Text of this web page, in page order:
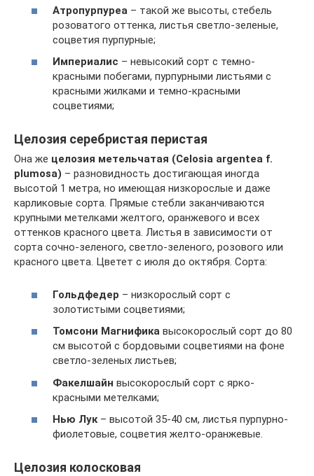
Атропурпуреа – такой же высоты, стебель
розоватого оттенка, листья светло-зеленые,
соцветия пурпурные;
Империалис – невысокий сорт с темно-
красными побегами, пурпурными листьями с
красными жилками и темно-красными
соцветиями;
Целозия серебристая перистая
Она же целозия метельчатая (Celosia argentea f.
plumosa) – разновидность достигающая иногда
высотой 1 метра, но имеющая низкорослые и даже
карликовые сорта. Прямые стебли заканчиваются
крупными метелками желтого, оранжевого и всех
оттенков красного цвета. Листья в зависимости от
сорта сочно-зеленого, светло-зеленого, розового или
красного цвета. Цветет с июля до октября. Сорта:
Гольдфедер – низкорослый сорт с
золотистыми соцветиями;
Томсони Магнифика высокорослый сорт до 80
см высотой с бордовыми соцветиями на фоне
светло-зеленых листьев;
Факелшайн высокорослый сорт с ярко-
красными метелками;
Нью Лук– высотой 35-40 см, листья пурпурно-
фиолетовые, соцветия желто-оранжевые.
Целозия колосковая